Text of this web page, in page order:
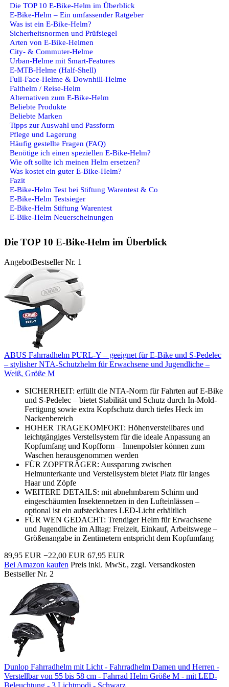
Die TOP 10 E-Bike-Helm im Überblick
E-Bike-Helm – Ein umfassender Ratgeber
Was ist ein E-Bike-Helm?
Sicherheitsnormen und Prüfsiegel
Arten von E-Bike-Helmen
City- & Commuter-Helme
Urban-Helme mit Smart‑Features
E-MTB-Helme (Half‑Shell)
Full‑Face-Helme & Downhill-Helme
Falthelm / Reise-Helm
Alternativen zum E-Bike-Helm
Beliebte Produkte
Beliebte Marken
Tipps zur Auswahl und Passform
Pflege und Lagerung
Häufig gestellte Fragen (FAQ)
Benötige ich einen speziellen E‑Bike-Helm?
Wie oft sollte ich meinen Helm ersetzen?
Was kostet ein guter E‑Bike-Helm?
Fazit
E-Bike-Helm Test bei Stiftung Warentest & Co
E-Bike-Helm Testsieger
E-Bike-Helm Stiftung Warentest
E-Bike-Helm Neuerscheinungen
Die TOP 10 E-Bike-Helm im Überblick
AngebotBestseller Nr. 1
ABUS Fahrradhelm PURL-Y – geeignet für E-Bike und S-Pedelec
– stylisher NTA-Schutzhelm für Erwachsene und Jugendliche –
Weiß, Größe M
SICHERHEIT: erfüllt die NTA-Norm für Fahrten auf E-Bike
und S-Pedelec – bietet Stabilität und Schutz durch In-Mold-
Fertigung sowie extra Kopfschutz durch tiefes Heck im
Nackenbereich
HOHER TRAGEKOMFORT: Höhenverstellbares und
leichtgängiges Verstellsystem für die ideale Anpassung an
Kopfumfang und Kopfform – Innenpolster können zum
Waschen herausgenommen werden
FÜR ZOPFTRÄGER: Aussparung zwischen
Helmunterkante und Verstellsystem bietet Platz für langes
Haar und Zöpfe
WEITERE DETAILS: mit abnehmbarem Schirm und
eingeschäumten Insektennetzen in den Lufteinlässen –
optional ist ein aufsteckbares LED-Licht erhältlich
FÜR WEN GEDACHT: Trendiger Helm für Erwachsene
und Jugendliche im Alltag: Freizeit, Einkauf, Arbeitswege –
Größenangabe in Zentimetern entspricht dem Kopfumfang
89,95 EUR −22,00 EUR 67,95 EUR
Bei Amazon kaufen Preis inkl. MwSt., zzgl. Versandkosten
Bestseller Nr. 2
Dunlop Fahrradhelm mit Licht - Fahrradhelm Damen und Herren -
Verstellbar von 55 bis 58 cm - Fahrrad Helm Größe M - mit LED-
Beleuchtung - 3 Lichtmodi - Schwarz